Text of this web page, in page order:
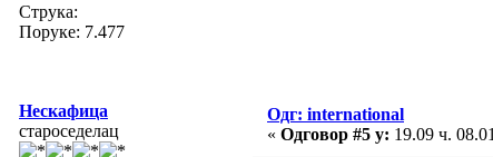
Струка:
Поруке: 7.477
Нескафица
староседелац
Одг: international
« Одговор #5 у: 19.09 ч.